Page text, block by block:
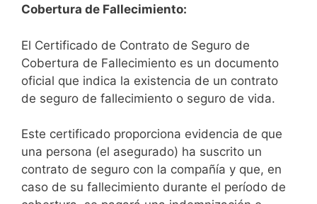
Cobertura de Fallecimiento:
El Certificado de Contrato de Seguro de
Cobertura de Fallecimiento es un documento
oficial que indica la existencia de un contrato
de seguro de fallecimiento o seguro de vida.
Este certificado proporciona evidencia de que
una persona (el asegurado) ha suscrito un
contrato de seguro con la compañía y que, en
caso de su fallecimiento durante el período de